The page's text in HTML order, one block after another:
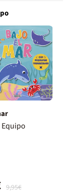
9,95€